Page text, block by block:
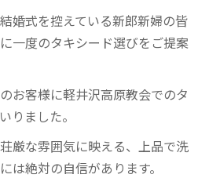
婚式を控えている新郎新婦の皆
一度のタキシード選びをご提案
お客様に軽井沢高原教会でのタ
りました。
厳な雰囲気に映える、上品で洗
は絶対の自信があります。